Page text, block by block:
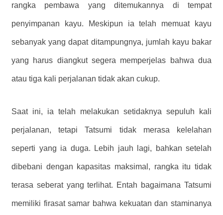
rangka pembawa yang ditemukannya di tempat
penyimpanan kayu. Meskipun ia telah memuat kayu
sebanyak yang dapat ditampungnya, jumlah kayu bakar
yang harus diangkut segera memperjelas bahwa dua
atau tiga kali perjalanan tidak akan cukup.
Saat ini, ia telah melakukan setidaknya sepuluh kali
perjalanan, tetapi Tatsumi tidak merasa kelelahan
seperti yang ia duga. Lebih jauh lagi, bahkan setelah
dibebani dengan kapasitas maksimal, rangka itu tidak
terasa seberat yang terlihat. Entah bagaimana Tatsumi
memiliki firasat samar bahwa kekuatan dan staminanya